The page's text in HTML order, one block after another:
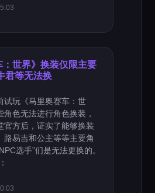
：世界》换装仅限主要
君等无法换
试玩《马里奥赛车：世
角色无法进行角色换装，
官方后，证实了能够换装
路易吉和公主等等主要角
选手”们是无法更换的。